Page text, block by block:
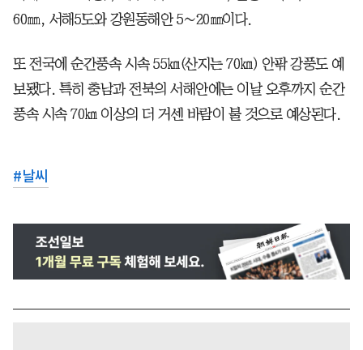
60㎜, 서해5도와 강원동해안 5∼20㎜이다.
또 전국에 순간풍속 시속 55㎞(산지는 70㎞) 안팎 강풍도 예
보됐다. 특히 충남과 전북의 서해안에는 이날 오후까지 순간
풍속 시속 70㎞ 이상의 더 거센 바람이 불 것으로 예상된다.
#날씨